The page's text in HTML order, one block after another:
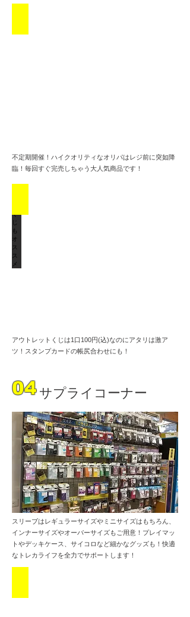
不定期開催！ハイクオリティなオリパはレジ前に突如降
臨！毎回すぐ完売しちゃう大人気商品です！
アウトレットくじは1口100円(込)なのにアタリは激ア
ツ！スタンプカードの帳尻合わせにも！
04 サプライコーナー
スリーブはレギュラーサイズやミニサイズはもちろん、
インナーサイズやオーバーサイズもご用意！プレイマッ
トやデッキケース、サイコロなど細かなグッズも！快適
なトレカライフを全力でサポートします！